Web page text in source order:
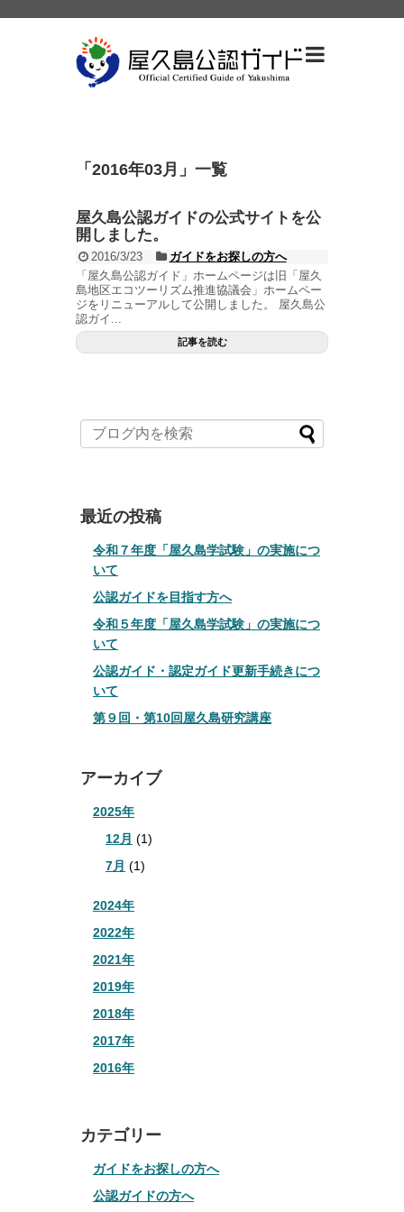
「 2016年03月 」 一覧
屋久島公認ガイドの公式サイトを公
開しました。
2016/3/23
ガイドをお探しの方へ
「屋久島公認ガイド」ホームページは旧「屋久
島地区エコツーリズム推進協議会」ホームペー
ジをリニューアルして公開しました。 屋久島公
認ガイ...
記事を読む
最近の投稿
令和７年度「屋久島学試験」の実施につ
いて
公認ガイドを目指す方へ
令和５年度「屋久島学試験」の実施につ
いて
公認ガイド・認定ガイド更新手続きにつ
いて
第９回・第10回屋久島研究講座
アーカイブ
2025年
12月 (1)
7月 (1)
2024年
2022年
2021年
2019年
2018年
2017年
2016年
カテゴリー
ガイドをお探しの方へ
公認ガイドの方へ